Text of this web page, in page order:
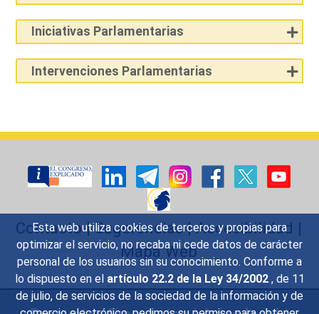
Esta web utiliza cookies de terceros y propias para
optimizar el servicio, no recaba ni cede datos de carácter
personal de los usuarios sin su conocimiento. Conforme a
lo dispuesto en el artículo 22.2 de la Ley 34/2002 , de 11
de julio, de servicios de la sociedad de la información y de
Iniciativas Parlamentarias
Intervenciones Parlamentarias
Contacto|Sugerencias|Accesibilidad |
Mapa Web